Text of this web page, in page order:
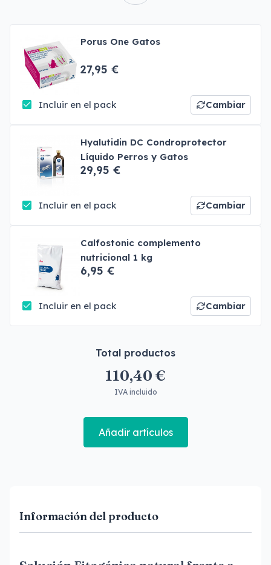
Porus One Gatos
27,95 €
Incluir en el pack Cambiar
Hyalutidin DC Condroprotector
Líquido Perros y Gatos
29,95 €
Incluir en el pack Cambiar
Calfostonic complemento
nutricional 1 kg
6,95 €
Incluir en el pack Cambiar
Total productos
110,40 €
IVA incluido
Añadir artículos
Información del producto